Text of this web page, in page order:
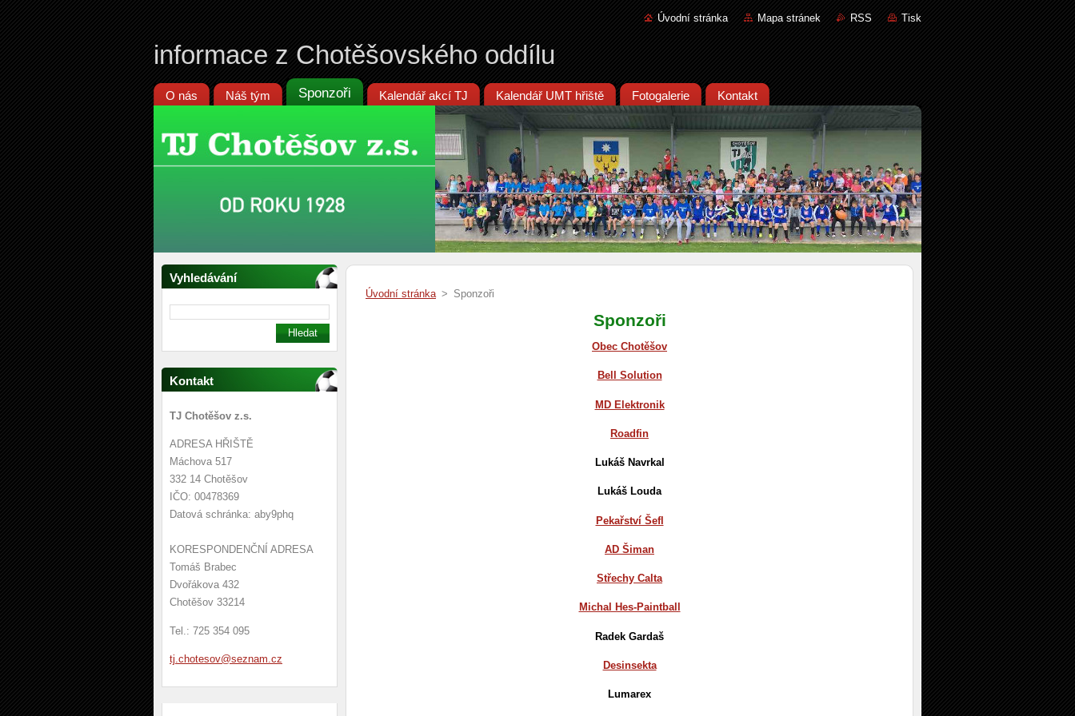
Úvodní stránka Mapa stránek RSS Tisk
informace z Chotěšovského oddílu
O nás Náš tým Sponzoři Kalendář akcí TJ Kalendář UMT hřiště Fotogalerie Kontakt
Vyhledávání
Kontakt
TJ Chotěšov z.s.
ADRESA HŘIŠTĚ
Máchova 517
332 14 Chotěšov
IČO: 00478369
Datová schránka: aby9phq
KORESPONDENČNÍ ADRESA
Tomáš Brabec
Dvořákova 432
Chotěšov 33214
Tel.: 725 354 095
tj.chotesov@seznam.cz
Úvodní stránka > Sponzoři
Sponzoři
Obec Chotěšov
Bell Solution
MD Elektronik
Roadfin
Lukáš Navrkal
Lukáš Louda
Pekařství Šefl
AD Šiman
Střechy Calta
Michal Hes-Paintball
Radek Gardaš
Desinsekta
Lumarex